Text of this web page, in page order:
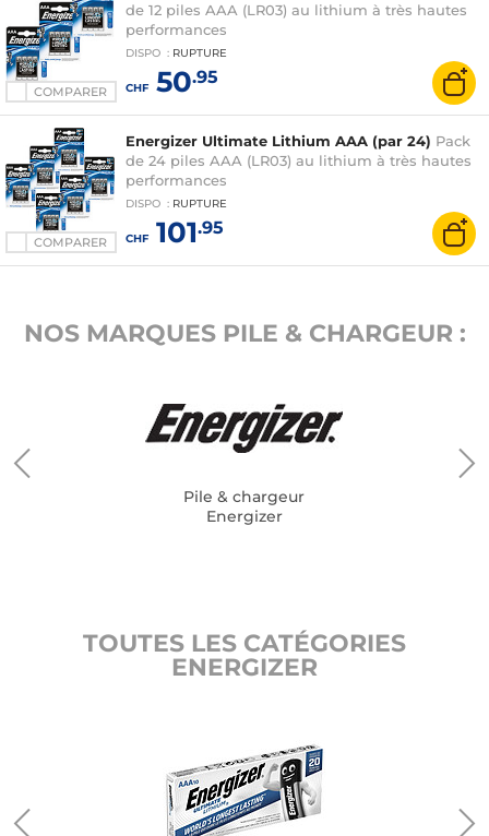
COMPARER
de 12 piles AAA (LR03) au lithium à très hautes
performances
DISPO : RUPTURE
CHF50.95
COMPARER
Energizer Ultimate Lithium AAA (par 24) Pack
de 24 piles AAA (LR03) au lithium à très hautes
performances
DISPO : RUPTURE
CHF101.95
NOS MARQUES PILE & CHARGEUR :
Pile & chargeur
Energizer
TOUTES LES CATÉGORIES
ENERGIZER